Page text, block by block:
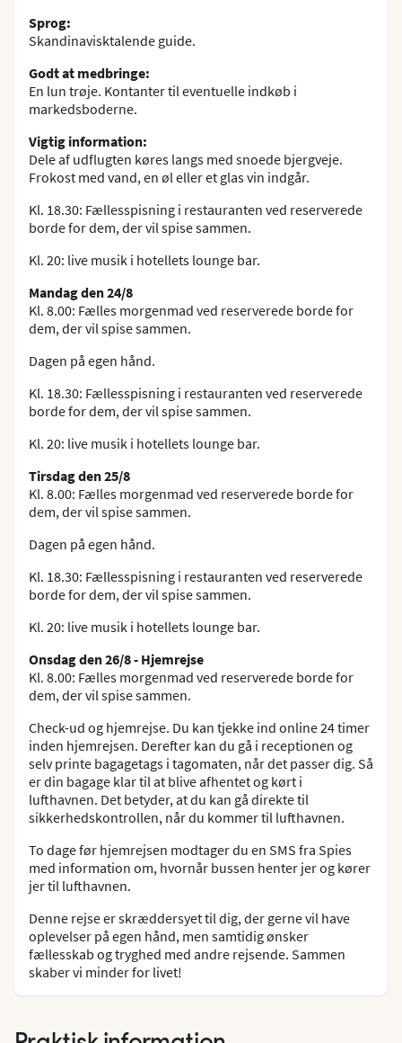
Sprog:
Skandinavisktalende guide.
Godt at medbringe:
En lun trøje. Kontanter til eventuelle indkøb i
markedsboderne.
Vigtig information:
Dele af udflugten køres langs med snoede bjergveje.
Frokost med vand, en øl eller et glas vin indgår.
Kl. 18.30: Fællesspisning i restauranten ved reserverede
borde for dem, der vil spise sammen.
Kl. 20: live musik i hotellets lounge bar.
Mandag den 24/8
Kl. 8.00: Fælles morgenmad ved reserverede borde for
dem, der vil spise sammen.
Dagen på egen hånd.
Kl. 18.30: Fællesspisning i restauranten ved reserverede
borde for dem, der vil spise sammen.
Kl. 20: live musik i hotellets lounge bar.
Tirsdag den 25/8
Kl. 8.00: Fælles morgenmad ved reserverede borde for
dem, der vil spise sammen.
Dagen på egen hånd.
Kl. 18.30: Fællesspisning i restauranten ved reserverede
borde for dem, der vil spise sammen.
Kl. 20: live musik i hotellets lounge bar.
Onsdag den 26/8 - Hjemrejse
Kl. 8.00: Fælles morgenmad ved reserverede borde for
dem, der vil spise sammen.
Check-ud og hjemrejse. Du kan tjekke ind online 24 timer
inden hjemrejsen. Derefter kan du gå i receptionen og
selv printe bagagetags i tagomaten, når det passer dig. Så
er din bagage klar til at blive afhentet og kørt i
lufthavnen. Det betyder, at du kan gå direkte til
sikkerhedskontrollen, når du kommer til lufthavnen.
To dage før hjemrejsen modtager du en SMS fra Spies
med information om, hvornår bussen henter jer og kører
jer til lufthavnen.
Denne rejse er skræddersyet til dig, der gerne vil have
oplevelser på egen hånd, men samtidig ønsker
fællesskab og tryghed med andre rejsende. Sammen
skaber vi minder for livet!